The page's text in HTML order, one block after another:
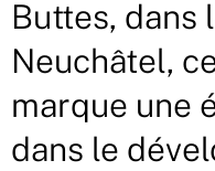
Buttes, dans
Neuchâtel,
marque une
dans le